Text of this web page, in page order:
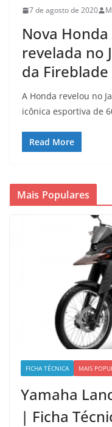
7 de agosto de 2020
Nova Honda
revelada no
da Fireblade
A Honda revelou no
icônica esportiva de
Read More
Mais Populares
FICHA TÉCNICA MAIS
Yamaha
| Ficha